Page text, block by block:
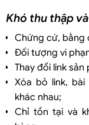
Khó thu thập
Chứng cứ, bằng
Đối tượng vi
Thay đổi link
Xóa bỏ link,
khác nhau;
Chỉ tồn tại và